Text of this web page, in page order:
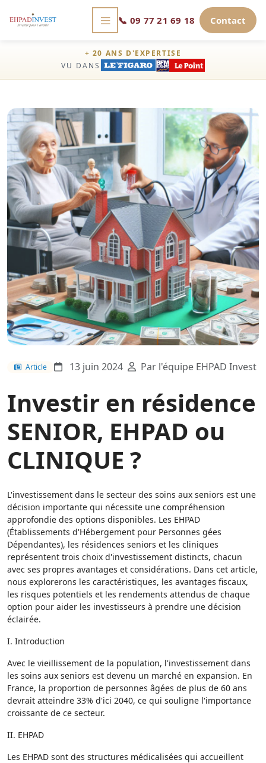
📞 09 77 21 69 18 Contact
+ 20 ANS D'EXPERTISE
VU DANS
Article 13 juin 2024 Par l'équipe EHPAD Invest
Investir en résidence
SENIOR, EHPAD ou
CLINIQUE ?
L'investissement dans le secteur des soins aux seniors est une
décision importante qui nécessite une compréhension
approfondie des options disponibles. Les EHPAD
(Établissements d'Hébergement pour Personnes gées
Dépendantes), les résidences seniors et les cliniques
représentent trois choix d'investissement distincts, chacun
avec ses propres avantages et considérations. Dans cet article,
nous explorerons les caractéristiques, les avantages fiscaux,
les risques potentiels et les rendements attendus de chaque
option pour aider les investisseurs à prendre une décision
éclairée.
I. Introduction
Avec le vieillissement de la population, l'investissement dans
les soins aux seniors est devenu un marché en expansion. En
France, la proportion de personnes âgées de plus de 60 ans
devrait atteindre 33% d'ici 2040, ce qui souligne l'importance
croissante de ce secteur.
II. EHPAD
Les EHPAD sont des structures médicalisées qui accueillent